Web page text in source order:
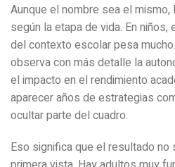
Aunque el nombre sea el mismo,
según la etapa de vida. En
del contexto escolar pesa
observa con más detalle la
el impacto en el rendimiento
aparecer años de estrategias
ocultar parte del cuadro.
Eso significa que el resultado